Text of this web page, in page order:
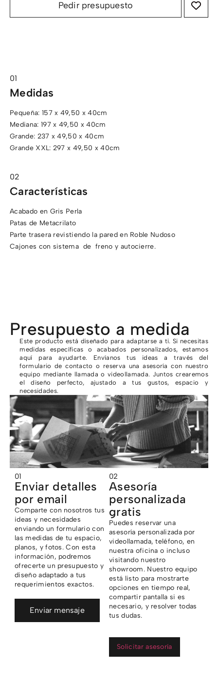
Pedir presupuesto
Medidas
Pequeña: 157 x 49,50 x 40cm
Mediana: 197 x 49,50 x 40cm
Grande: 237 x 49,50 x 40cm
Grande XXL: 297 x 49,50 x 40cm
Características
Acabado en Gris Perla
Patas de Metacrilato
Parte trasera revistiendo la pared en Roble Nudoso
Cajones con sistema de freno y autocierre.
Presupuesto a medida
Este producto está diseñado para adaptarse a ti. Si necesitas
medidas específicas o acabados personalizados, estamos
aquí para ayudarte. Envíanos tus ideas a través del
formulario de contacto o reserva una asesoría con nuestro
equipo mediante llamada o videollamada. Juntos crearemos
el diseño perfecto, ajustado a tus gustos, espacio y
necesidades.
01
Enviar detalles
por email
Comparte con nosotros tus
ideas y necesidades
enviando un formulario con
las medidas de tu espacio,
planos, y fotos. Con esta
información, podremos
ofrecerte un presupuesto y
diseño adaptado a tus
requerimientos exactos.
Enviar mensaje
02
Asesoría
personalizada
gratis
Puedes reservar una
asesoría personalizada por
videollamada, teléfono, en
nuestra oficina o incluso
visitando nuestro
showroom. Nuestro equipo
está listo para mostrarte
opciones en tiempo real,
compartir pantalla si es
necesario, y resolver todas
tus dudas.
Solicitar asesoría